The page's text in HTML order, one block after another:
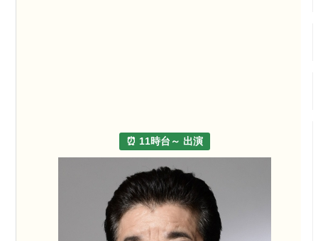
⏰ 11時台～ 出演